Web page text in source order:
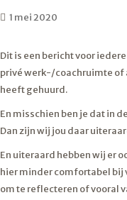
1 mei 2020
Dit is een bericht voor
privé werk-/coachruimte of
heeft gehuurd.
En misschien ben je dat in
Dan zijn wij jou daar
En uiteraard hebben wij er
hier minder comfortabel bij
om te reflecteren of vooral